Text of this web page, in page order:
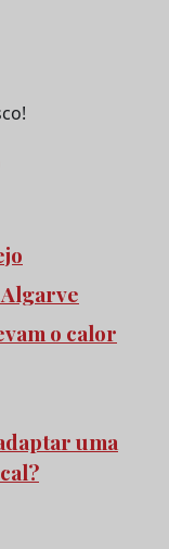
Algarve
o calor
uma